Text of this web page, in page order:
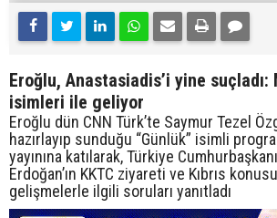
Eroğlu, Anastasiadis’i yine suçladı:
isimleri ile geliyor
Eroğlu dün CNN Türk’te Saymur Tezel
hazırlayıp sunduğu “Günlük” isimli
yayınına katılarak, Türkiye
Erdoğan’ın KKTC ziyareti ve Kıbrıs
gelişmelerle ilgili soruları yanıtladı